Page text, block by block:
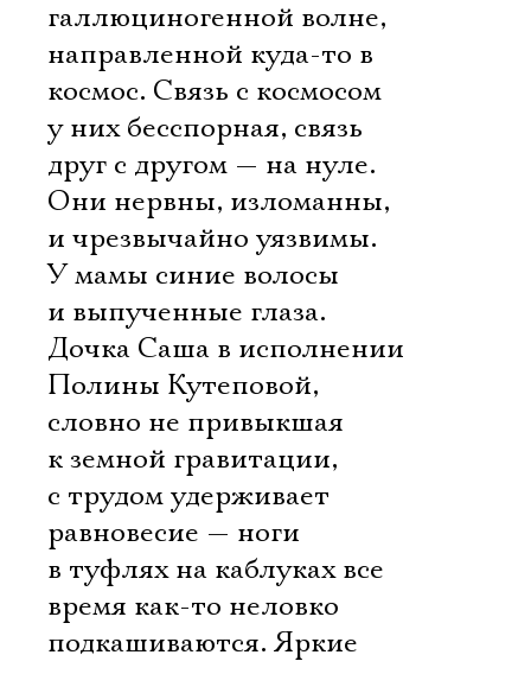
галлюциногенной волне,
направленной куда-то в
космос. Связь с космосом
у них бесспорная, связь
друг с другом — на нуле.
Они нервны, изломанны,
и чрезвычайно уязвимы.
У мамы синие волосы
и выпученные глаза.
Дочка Саша в исполнении
Полины Кутеповой,
словно не привыкшая
к земной гравитации,
с трудом удерживает
равновесие — ноги
в туфлях на каблуках все
время как-то неловко
подкашиваются. Яркие